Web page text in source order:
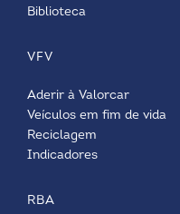
Biblioteca
VFV
Aderir à Valorcar
Veículos em fim de vida
Reciclagem
Indicadores
RBA